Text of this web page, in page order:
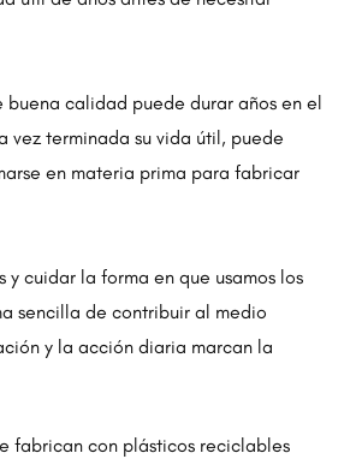
buena calidad puede durar años en el
vez terminada su vida útil, puede
en materia prima para fabricar
y cuidar la forma en que usamos los
sencilla de contribuir al medio
y la acción diaria marcan la
fabrican con plásticos reciclables